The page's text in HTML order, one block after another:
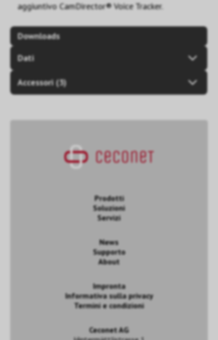
aggiuntivo CamDirector® Voice Tracker.
Downloads
Dati
Accessori (3)
Prodotti
Soluzioni
Servizi
News
Supporto
About
Impronta
Informativa sulla privacy
Termini e condizioni
Ceconet AG